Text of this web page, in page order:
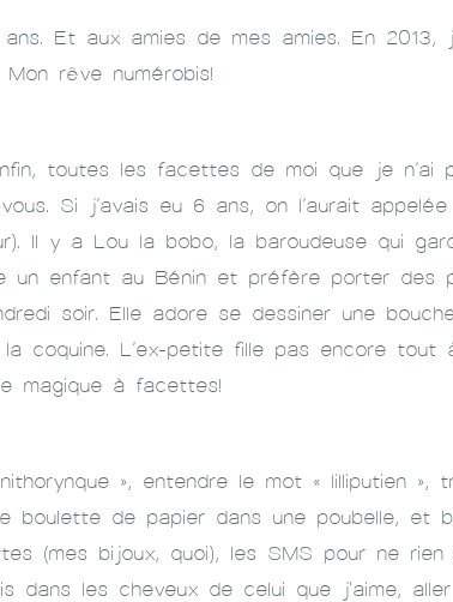
Et aux amies de mes amies. En 2013,
rêve numérobis!
toutes les facettes de moi que je n’ai
Si j’avais eu 6 ans, on l’aurait appelée
Il y a Lou la bobo, la baroudeuse qui
un enfant au Bénin et préfère porter des
soir. Elle adore se dessiner une
coquine. L’ex-petite fille pas encore tout
magique à facettes!
», entendre le mot « lilliputien »,
boulette de papier dans une poubelle, et
(mes bijoux, quoi), les SMS pour ne
dans les cheveux de celui que j'aime,